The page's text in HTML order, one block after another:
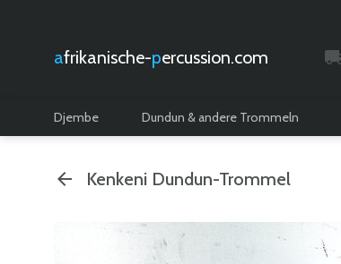
afrikanische- percussion.com
Djembe Dundun & andere Trommeln
Kenkeni Dundun-Trommel